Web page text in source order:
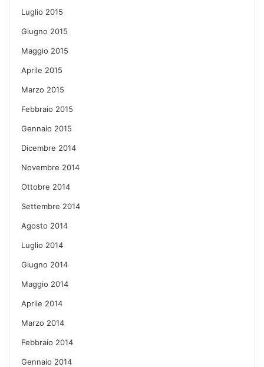
Luglio 2015
Giugno 2015
Maggio 2015
Aprile 2015
Marzo 2015
Febbraio 2015
Gennaio 2015
Dicembre 2014
Novembre 2014
Ottobre 2014
Settembre 2014
Agosto 2014
Luglio 2014
Giugno 2014
Maggio 2014
Aprile 2014
Marzo 2014
Febbraio 2014
Gennaio 2014